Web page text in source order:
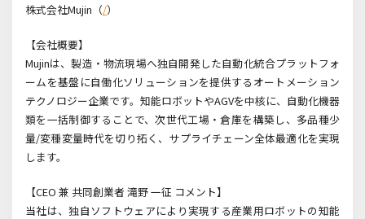
株式会社Mujin （/）
【会社概要】
Mujinは、製造・物流現場へ独自開発した自動化統合プラットフォ
ームを基盤に自働化ソリューションを提供するオートメーション
テクノロジー企業です。知能ロボットやAGVを中核に、自動化機器
類を一括制御することで、次世代工場・倉庫を構築し、多品種少
量/変種変量時代を切り拓く、サプライチェーン全体最適化を実現
します。
【CEO 兼 共同創業者 滝野 一征 コメント】
当社は、独自ソフトウェアにより実現する産業用ロボットの知能